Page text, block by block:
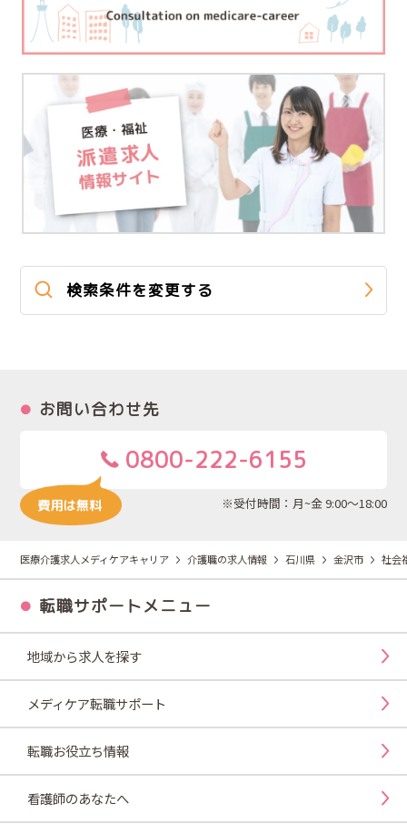
検索条件を変更する
お問い合わせ先
0800-222-6155
※受付時間：月~金 9:00～18:00
医療介護求人メディケアキャリア 介護職の求人情報 石川県 金沢市 社会
転職サポートメニュー
地域から求人を探す
メディケア転職サポート
転職お役立ち情報
看護師のあなたへ